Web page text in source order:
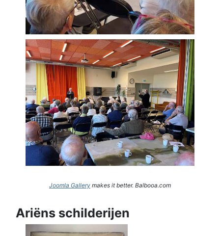
Joomla Gallery makes it better. Balbooa.com
Ariëns schilderijen